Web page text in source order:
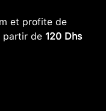
et profite de
partir de 120 Dhs